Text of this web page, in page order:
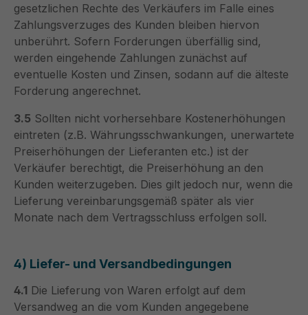
gesetzlichen Rechte des Verkäufers im Falle eines
Zahlungsverzuges des Kunden bleiben hiervon
unberührt. Sofern Forderungen überfällig sind,
werden eingehende Zahlungen zunächst auf
eventuelle Kosten und Zinsen, sodann auf die älteste
Forderung angerechnet.
3.5 Sollten nicht vorhersehbare Kostenerhöhungen
eintreten (z.B. Währungsschwankungen, unerwartete
Preiserhöhungen der Lieferanten etc.) ist der
Verkäufer berechtigt, die Preiserhöhung an den
Kunden weiterzugeben. Dies gilt jedoch nur, wenn die
Lieferung vereinbarungsgemäß später als vier
Monate nach dem Vertragsschluss erfolgen soll.
4) Liefer- und Versandbedingungen
4.1 Die Lieferung von Waren erfolgt auf dem
Versandweg an die vom Kunden angegebene